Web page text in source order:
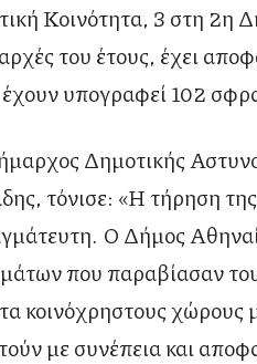
Κοινότητα, 3 στη 2η
του έτους, έχει
υπογραφεί 102
Δημοτικής
τόνισε: «Η τήρηση
Ο Δήμος
που παραβίασαν
κοινόχρηστους
με συνέπεια και